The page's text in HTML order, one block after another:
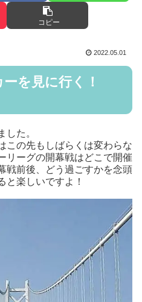
コピー
2022.05.01
を見に行く！
した。
この先もしばらくは変わらな
リーグの開幕戦はどこで開催
戦前後、どう過ごすかを念頭
と楽しいですよ！